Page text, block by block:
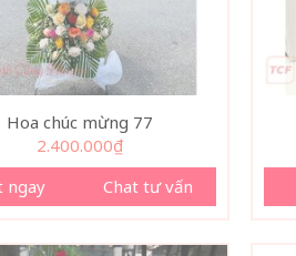
Hoa chúc mừng 77
2.400.000₫
ngay
Chat tư vấn